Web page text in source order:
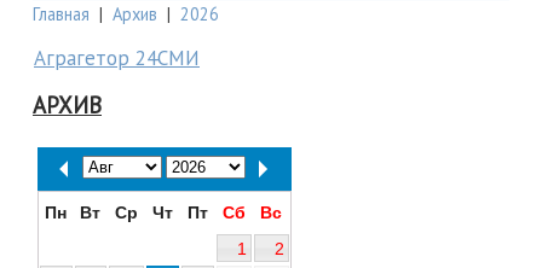
Главная | Архив | 2026
Аграгетор 24СМИ
АРХИВ
Пн Вт Ср Чт Пт Сб
Вс
1
2